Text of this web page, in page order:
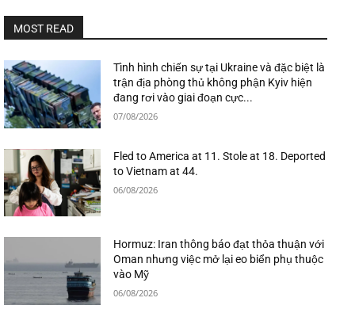
MOST READ
Tình hình chiến sự tại Ukraine và đặc biệt là
trận địa phòng thủ không phận Kyiv hiện
đang rơi vào giai đoạn cực...
07/08/2026
Fled to America at 11. Stole at 18. Deported
to Vietnam at 44.
06/08/2026
Hormuz: Iran thông báo đạt thỏa thuận với
Oman nhưng việc mở lại eo biển phụ thuộc
vào Mỹ
06/08/2026